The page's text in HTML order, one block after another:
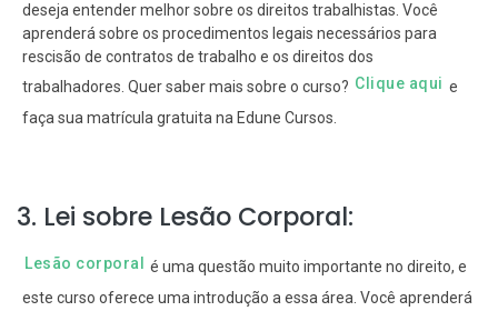
deseja entender melhor sobre os direitos trabalhistas. Você
aprenderá sobre os procedimentos legais necessários para
rescisão de contratos de trabalho e os direitos dos
trabalhadores. Quer saber mais sobre o curso? Clique aqui e
faça sua matrícula gratuita na Edune Cursos.
3. Lei sobre Lesão Corporal:
Lesão corporal
é uma questão muito importante no direito, e
este curso oferece uma introdução a essa área. Você aprenderá